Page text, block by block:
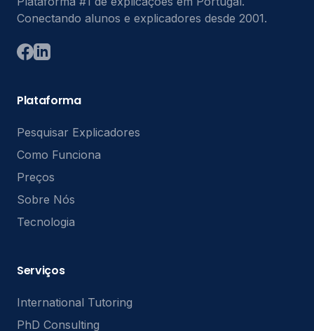
Conectando alunos e explicadores desde 2001.
Plataforma
Pesquisar Explicadores
Como Funciona
Preços
Sobre Nós
Tecnologia
Serviços
International Tutoring
PhD Consulting